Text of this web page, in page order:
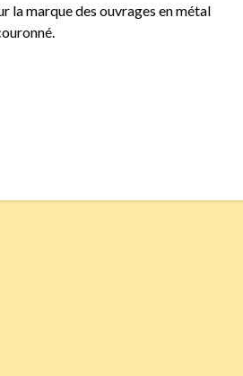
la marque des ouvrages en métal